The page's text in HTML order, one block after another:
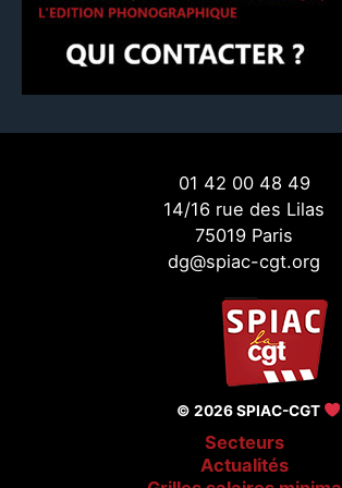
01 42 00 48 49
14/16 rue des Lilas
75019 Paris
dg@spiac-cgt.org
© 2026 SPIAC-CGT
Secteurs
Actualités